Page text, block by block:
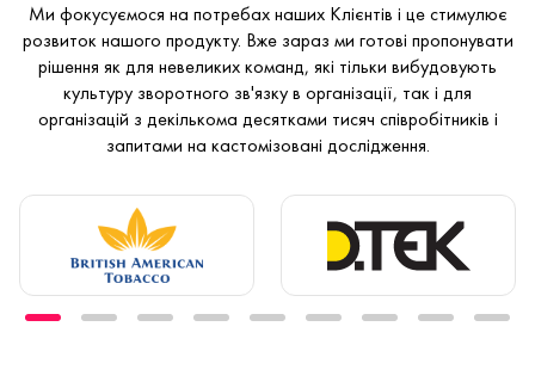
Ми фокусуємося на потребах наших Клієнтів і це стимулює
розвиток нашого продукту. Вже зараз ми готові пропонувати
рішення як для невеликих команд, які тільки вибудовують
культуру зворотного зв'язку в організації, так і для
організацій з декількома десятками тисяч співробітників і
запитами на кастомізовані дослідження.